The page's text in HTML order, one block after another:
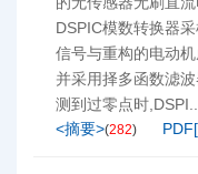
DSPIC模数转换器
信号与重构的电动
并采用择多函数滤
测到过零点时,DSPI...
<摘要>(282) PDF[